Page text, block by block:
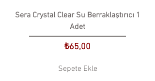
Sera Crystal Clear Su Berraklaştırıcı 1
Adet
Fiyat
₺65,00
Sepete Ekle